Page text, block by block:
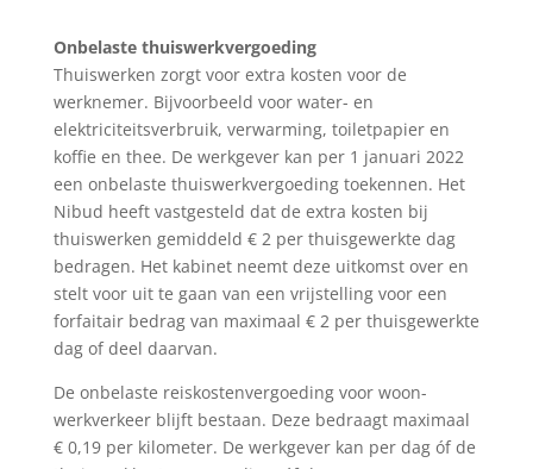
Onbelaste thuiswerkvergoeding
Thuiswerken zorgt voor extra kosten voor de
werknemer. Bijvoorbeeld voor water- en
elektriciteitsverbruik, verwarming, toiletpapier en
koffie en thee. De werkgever kan per 1 januari 2022
een onbelaste thuiswerkvergoeding toekennen. Het
Nibud heeft vastgesteld dat de extra kosten bij
thuiswerken gemiddeld € 2 per thuisgewerkte dag
bedragen. Het kabinet neemt deze uitkomst over en
stelt voor uit te gaan van een vrijstelling voor een
forfaitair bedrag van maximaal € 2 per thuisgewerkte
dag of deel daarvan.
De onbelaste reiskostenvergoeding voor woon-
werkverkeer blijft bestaan. Deze bedraagt maximaal
€ 0,19 per kilometer. De werkgever kan per dag óf de